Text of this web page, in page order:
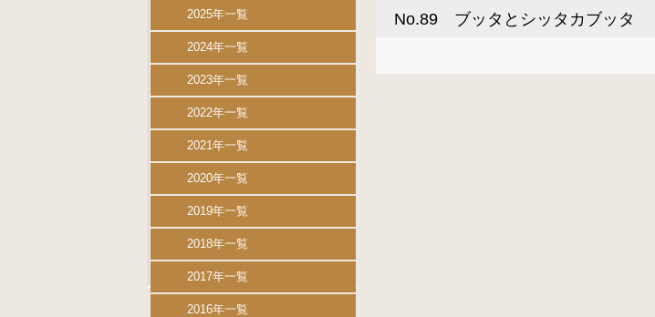
No.89 ブッタとシッタカブッタ
2025年一覧
2024年一覧
2023年一覧
2022年一覧
2021年一覧
2020年一覧
2019年一覧
2018年一覧
2017年一覧
2016年一覧